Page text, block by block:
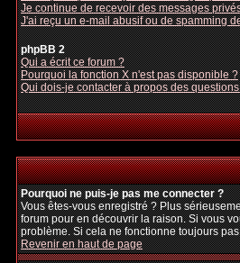
Je continue de recevoir des messages
J'ai reçu un e-mail abusif ou de spamming
phpBB 2
Qui a écrit ce forum ?
Pourquoi la fonction X n'est pas disponible ?
Qui dois-je contacter à propos des
Pourquoi ne puis-je pas me connecter ?
Vous êtes-vous enregistré ? Plus
forum pour en découvrir la raison. Si vous
problème. Si cela ne fonctionne toujours
Revenir en haut de page